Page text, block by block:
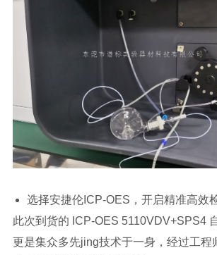
选择安捷伦ICP-OES，开启精准高效
此次到货的 ICP-OES 5110VDV+SPS4
更是集众多先jing技术于一身，经过工程